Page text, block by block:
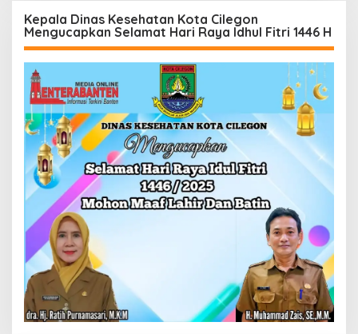
Kepala Dinas Kesehatan Kota Cilegon
Mengucapkan Selamat Hari Raya Idhul Fitri 1446 H